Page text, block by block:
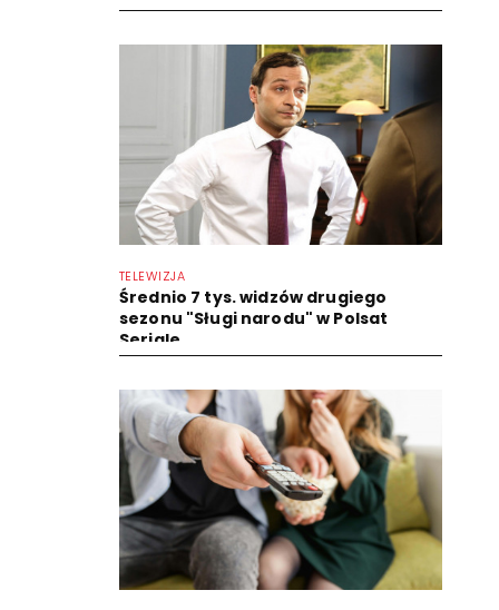
TELEWIZJA
Średnio 7 tys. widzów drugiego
sezonu "Sługi narodu" w Polsat
Seriale